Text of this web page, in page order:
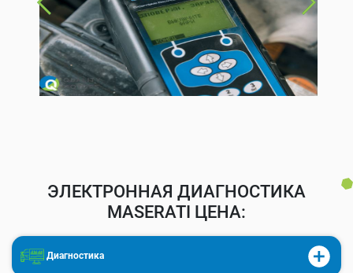
ЭЛЕКТРОННАЯ ДИАГНОСТИКА
MASERATI ЦЕНА:
Диагностика